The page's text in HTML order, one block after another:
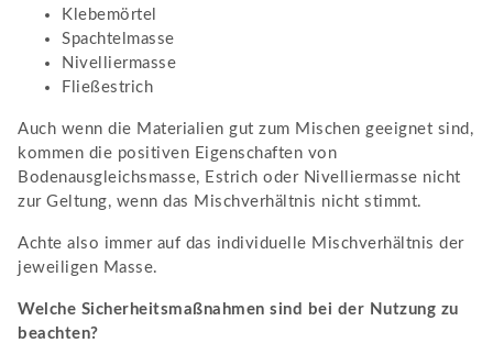
Klebemörtel
Spachtelmasse
Nivelliermasse
Fließestrich
Auch wenn die Materialien gut zum Mischen geeignet sind,
kommen die positiven Eigenschaften von
Bodenausgleichsmasse, Estrich oder Nivelliermasse nicht
zur Geltung, wenn das Mischverhältnis nicht stimmt.
Achte also immer auf das individuelle Mischverhältnis der
jeweiligen Masse.
Welche Sicherheitsmaßnahmen sind bei der Nutzung zu
beachten?